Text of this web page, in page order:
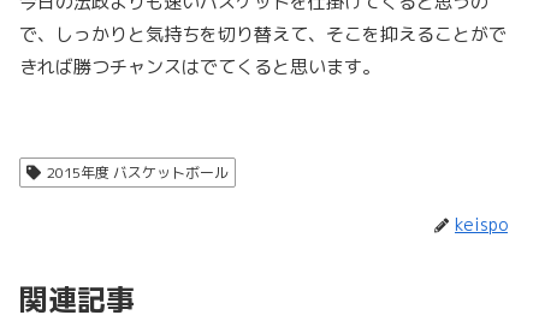
で、しっかりと気持ちを切り替えて、そこを抑えることがで
きれば勝つチャンスはでてくると思います。
2015年度 バスケットボール
keispo
関連記事